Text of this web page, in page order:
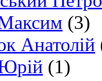
(3)
Анатолій
(1)